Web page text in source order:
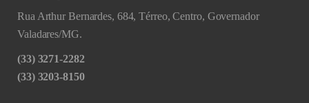
Rua Arthur Bernardes, 684, Térreo, Centro, Governador
Valadares/MG.
(33) 3271-2282
(33) 3203-8150